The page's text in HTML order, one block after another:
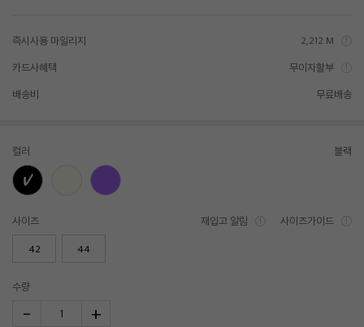
즉시사용 마일리지 2,212 M
카드사혜택 무이자할부
배송비 무료배송
컬러 블랙
사이즈 재입고 알림 사이즈가이드
42 44
수량
- 1 +